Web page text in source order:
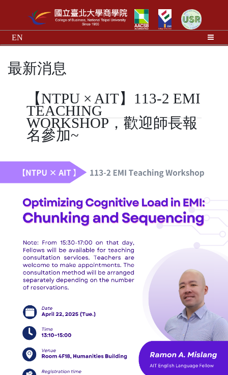
EN
最新消息
【NTPU × AIT】113-2 EMI
TEACHING
WORKSHOP，歡迎師長報
名參加~